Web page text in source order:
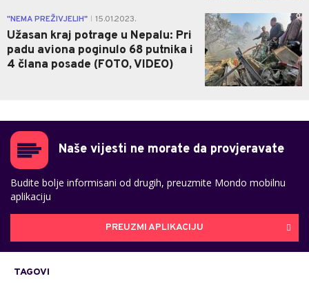
"NEMA PREŽIVJELIH" 15.01.2023.
Užasan kraj potrage u Nepalu: Pri
padu aviona poginulo 68 putnika i
4 člana posade (FOTO, VIDEO)
0
Naše vijesti ne morate da provjeravate
Budite bolje informisani od drugih, preuzmite Mondo mobilnu
aplikaciju
PREUZMI APLIKACIJU
TAGOVI